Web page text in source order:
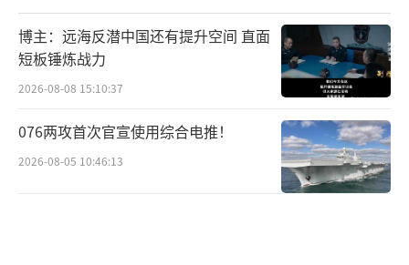
博主：远海反潜中国还有提升空间 直面
短板锤炼战力
2026-08-08 15:10:37
076两攻首次官宣使用综合电推！
2026-08-05 10:46:13